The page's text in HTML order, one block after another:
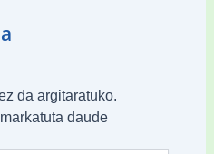
da argitaratuko.
daude